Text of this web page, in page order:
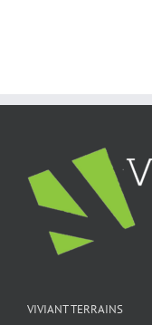
VIVIANT TERRAINS